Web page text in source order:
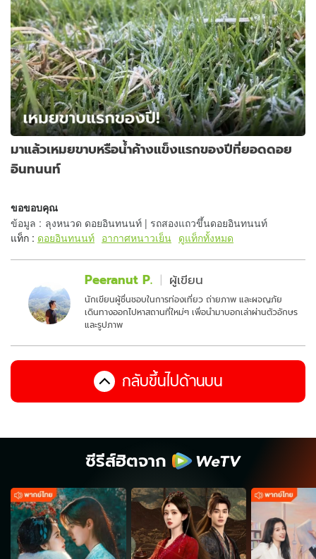
มาแล้วเหมยขาบหรือน้ำค้างแข็งแรกของปีที่ยอดดอย
อินทนนท์
ขอขอบคุณ
ข้อมูล : ลุงหนวด ดอยอินทนนท์ | รถสองแถวขึ้นดอยอินทนนท์
แท็ก : ดอยอินทนนท์ อากาศหนาวเย็น ดูแท็กทั้งหมด
Peeranut P. ผู้เขียน
นักเขียนผู้ชื่นชอบในการท่องเที่ยว ถ่ายภาพ และผจญภัย
เดินทางออกไปหาสถานที่ใหม่ๆ เพื่อนำมาบอกเล่าผ่านตัวอักษร
และรูปภาพ
กลับขึ้นไปด้านบน
ซีรีส์ฮิตจาก